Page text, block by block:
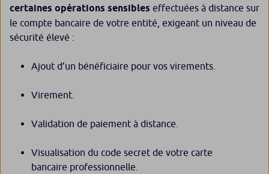
certaines opérations sensibles effectuées à distance sur
le compte bancaire de votre entité, exigeant un niveau de
sécurité élevé :
Ajout d’un bénéficiaire pour vos virements.
Virement.
Validation de paiement à distance.
Visualisation du code secret de votre carte
bancaire professionnelle.